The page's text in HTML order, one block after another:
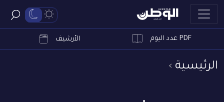
PDF عدد اليوم الأرشيف
الرئيسية